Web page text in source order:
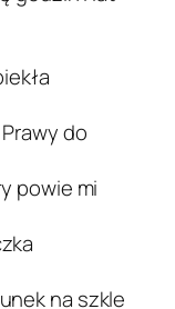
do
powie mi
na szkle